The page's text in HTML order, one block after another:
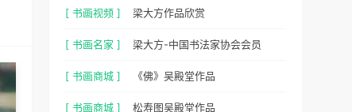
[ 书画视频 ] 梁大方作品欣赏
[ 书画名家 ] 梁大方-中国书法家协会会员
[ 书画商城 ] 《佛》吴殿堂作品
[ 书画商城 ] 松寿图吴殿堂作品